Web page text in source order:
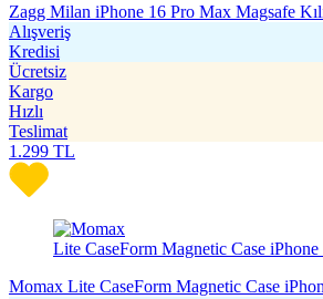
Zagg Milan iPhone 16 Pro Max Magsafe
Alışveriş
Kredisi
Ücretsiz
Kargo
Hızlı
Teslimat
1.299 TL
Momax Lite CaseForm Magnetic Case